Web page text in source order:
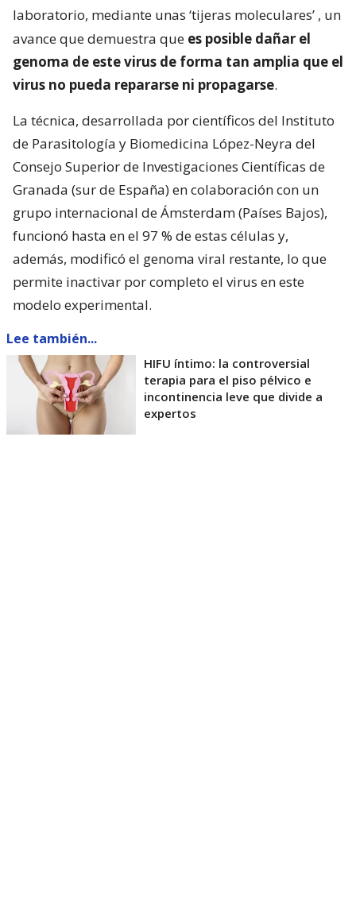
laboratorio, mediante unas ‘tijeras moleculares’ , un
avance que demuestra que es posible dañar el
genoma de este virus de forma tan amplia que el
virus no pueda repararse ni propagarse.
La técnica, desarrollada por científicos del Instituto
de Parasitología y Biomedicina López-Neyra del
Consejo Superior de Investigaciones Científicas de
Granada (sur de España) en colaboración con un
grupo internacional de Ámsterdam (Países Bajos),
funcionó hasta en el 97 % de estas células y,
además, modificó el genoma viral restante, lo que
permite inactivar por completo el virus en este
modelo experimental.
Lee también...
HIFU íntimo: la controversial
terapia para el piso pélvico e
incontinencia leve que divide a
expertos